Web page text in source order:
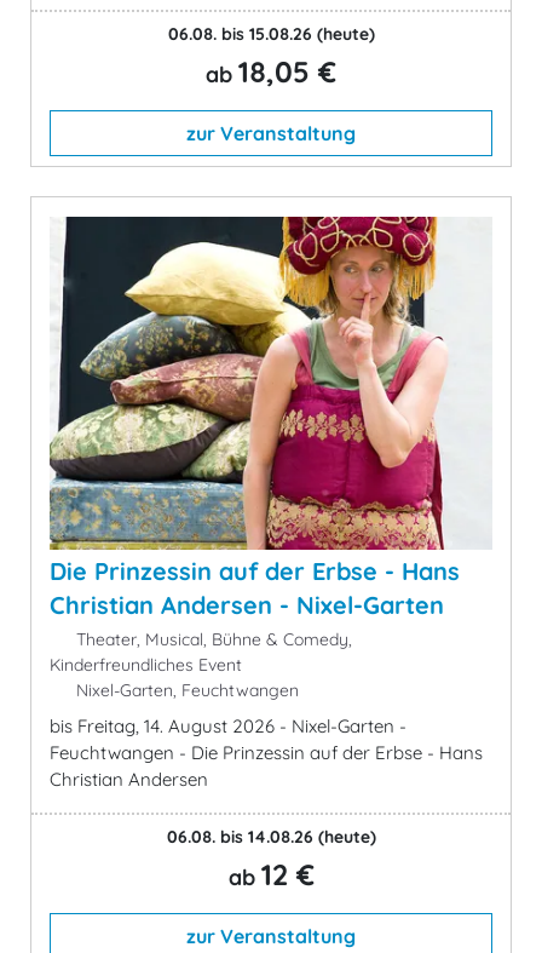
06.08. bis 15.08.26 (heute)
ab 18,05 €
zur Veranstaltung
Die Prinzessin auf der Erbse - Hans
Christian Andersen - Nixel-Garten
Theater, Musical, Bühne & Comedy,
Kinderfreundliches Event
Nixel-Garten, Feuchtwangen
bis Freitag, 14. August 2026 - Nixel-Garten -
Feuchtwangen - Die Prinzessin auf der Erbse - Hans
Christian Andersen
06.08. bis 14.08.26 (heute)
ab 12 €
zur Veranstaltung